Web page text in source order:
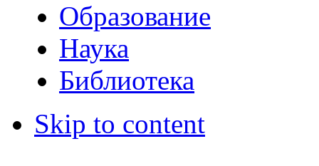
Образование
Наука
Библиотека
Skip to content